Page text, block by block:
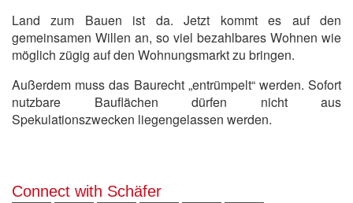
Land zum Bauen ist da. Jetzt kommt es auf den
gemeinsamen Willen an, so viel bezahlbares Wohnen wie
möglich zügig auf den Wohnungsmarkt zu bringen.
Außerdem muss das Baurecht „entrümpelt“ werden. Sofort
nutzbare Bauflächen dürfen nicht aus
Spekulationszwecken liegengelassen werden.
Connect with Schäfer